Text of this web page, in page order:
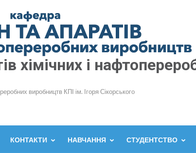
хімічних і
виробництв КПІ ім. Ігоря Сікорського
КОНТАКТИ НАВЧАННЯ СТУДЕНТСТВО